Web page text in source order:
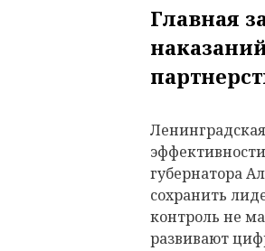
Главная
губернатора
сохранить
контроль не
развивают